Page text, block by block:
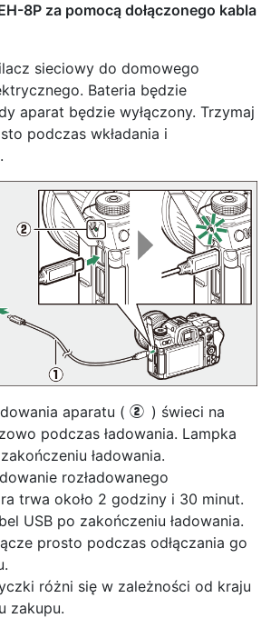
8P za pomocą dołączonego kabla
sieciowy do domowego
Bateria będzie
aparat będzie wyłączony. Trzymaj
podczas wkładania i
aparatu ( w ) świeci na
podczas ładowania. Lampka
ładowania.
rozładowanego
trwa około 2 godziny i 30 minut.
USB po zakończeniu ładowania.
prosto podczas odłączania go
różni się w zależności od kraju
zakupu.